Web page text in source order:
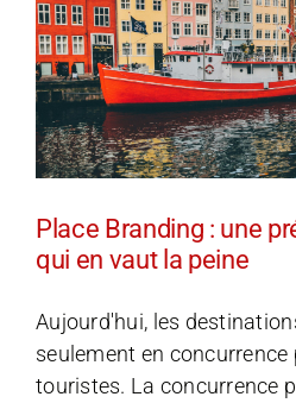
Place Branding : une
qui en vaut la peine
Aujourd'hui, les
seulement en
touristes. La concurrence